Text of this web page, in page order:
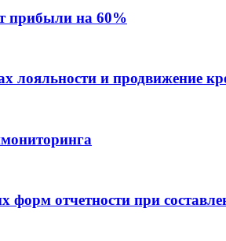
прибыли на 60%
лояльности и продвижение
отчетности при